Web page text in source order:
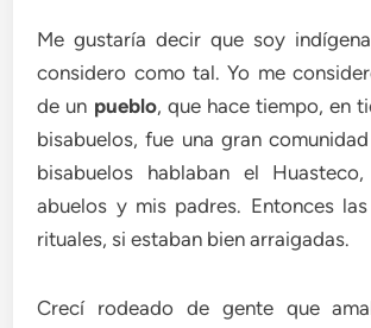
Me gustaría decir que soy
considero como tal. Yo me
de un pueblo, que hace tiempo, en
bisabuelos, fue una gran
bisabuelos hablaban el
abuelos y mis padres. Entonces
rituales, si estaban bien arraigadas.
Crecí rodeado de gente que